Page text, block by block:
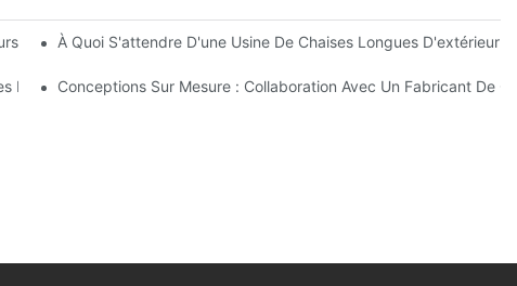
De Parasols De Plage
À Quoi S'attendre D'une Usine De Chaises Longues D'extérieur
D'extérieurConceptions Sur Mesure : Collaboration Avec Un Fabricant De